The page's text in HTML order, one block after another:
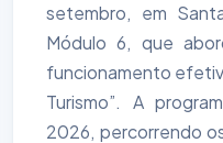
setembro, em
Módulo 6, que
funcionamento
Turismo”. A
2026, percorrendo